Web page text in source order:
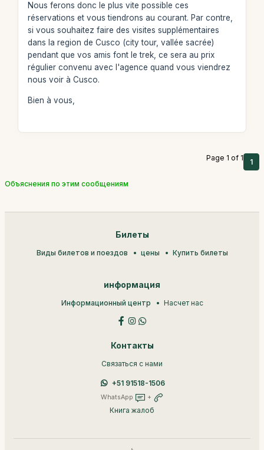
Nous ferons donc le plus vite possible ces
réservations et vous tiendrons au courant. Par contre,
si vous souhaitez faire des visites supplémentaires
dans la region de Cusco (city tour, vallée sacrée)
pendant que vos amis font le trek, ce sera au prix
régulier convenu avec l'agence quand vous viendrez
nous voir à Cusco.
Bien à vous,
Page 1 of 1 1
Объяснения по этим сообщениям
Билеты
Виды билетов и поездов цены Купить билеты
информация
Информационный центр Насчет нас
Контакты
Связаться с нами
+51 91518-1506
WhatsApp +
Книга жалоб